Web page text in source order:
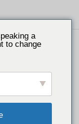
a
to change